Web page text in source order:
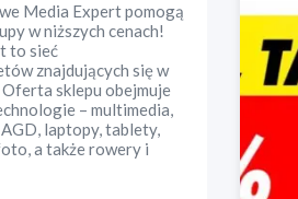
Media Expert pomogą
w niższych cenach!
to sieć
znajdujących się w
Oferta sklepu obejmuje
– multimedia,
laptopy, tablety,
a także rowery i